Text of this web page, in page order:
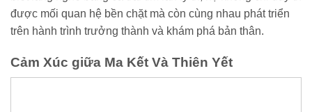
được mối quan hệ bền chặt mà còn cùng nhau phát triển
trên hành trình trưởng thành và khám phá bản thân.
Cảm Xúc giữa Ma Kết Và Thiên Yết